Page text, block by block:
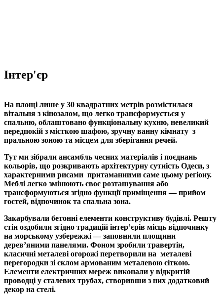
Інтер'єр
На площі лише у 30 квадратних метрів розмістилася
вітальня з кінозалом, що легко трансформується у
спальню, облаштовано функціональну кухню, невеликий
передпокій з місткою шафою, зручну ванну кімнату з
пральною зоною та місцем для зберігання речей.
Тут ми зібрали ансамбль чесних матеріалів і поєднань
кольорів, що розкривають архітектурну сутність Одеси, з
характерними рисами притаманними саме цьому регіону.
Меблі легко змінюють своє розташування або
трансформуються згідно функції приміщення — прийом
гостей, відпочинок та спальна зона.
Закарбували бетонні елементи конструктиву будівлі. Решту
стін оздобили згідно традицій інтер’єрів місць відпочинку
на морському узбережжі — заповнили площини
дерев’яними панелями. Фоном зробили травертін,
класичні металеві огорожі перетворили на металеві
перегородки зі склом армованим металевою сіткою.
Елементи електричних мереж виконали у відкритій
проводці у сталевих трубах, створивши з них додатковий
декор на стелі.